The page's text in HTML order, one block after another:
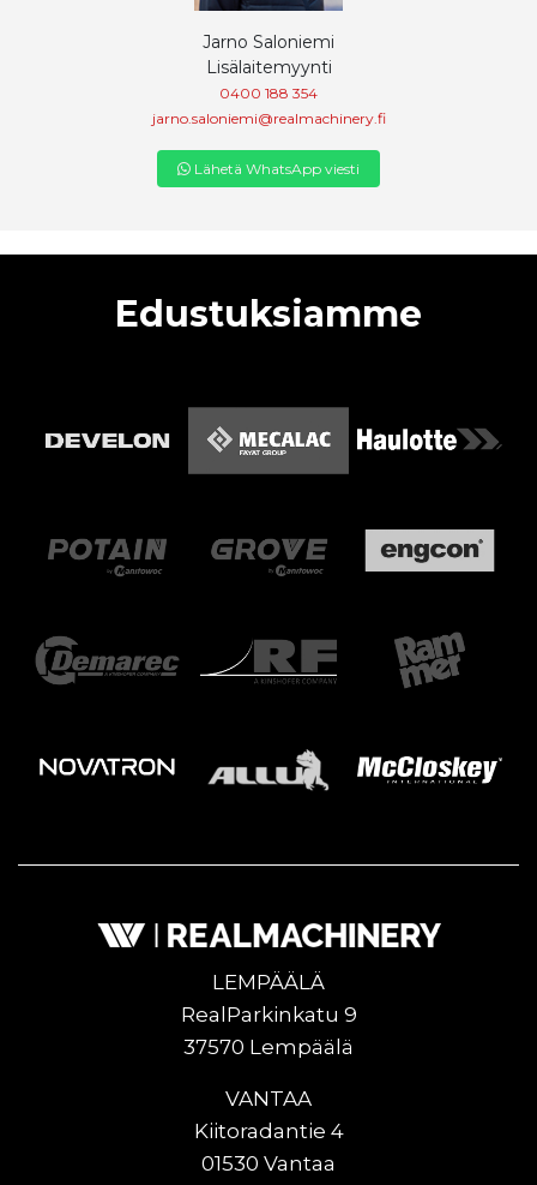
Jarno Saloniemi
Lisälaitemyynti
0400 188 354
jarno.saloniemi@realmachinery.fi
Lähetä WhatsApp viesti
Edustuksiamme
LEMPÄÄLÄ
RealParkinkatu 9
37570 Lempäälä
VANTAA
Kiitoradantie 4
01530 Vantaa